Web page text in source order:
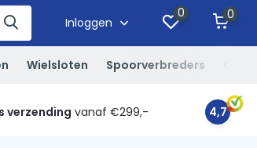
Inloggen
0 0
Wielsloten Spoorverbreders
verzending vanaf €299,- 4,7